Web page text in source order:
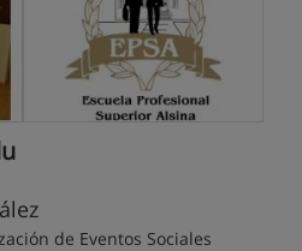
de Eventos Sociales